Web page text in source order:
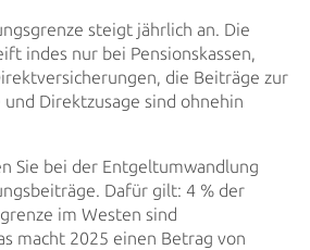
steigt jährlich an. Die
indes nur bei Pensionskassen,
die Beiträge zur
Direktzusage sind ohnehin
Sie bei der Entgeltumwandlung
Dafür gilt: 4 % der
im Westen sind
macht 2025 einen Betrag von